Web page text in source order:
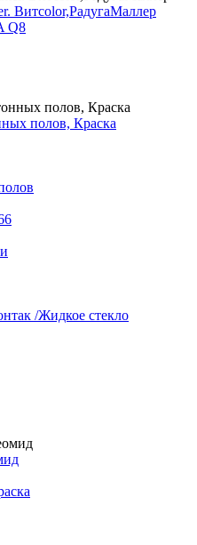
Витcolor,РадугаМаллер
Q8
полов, Краска
/Жидкое стекло